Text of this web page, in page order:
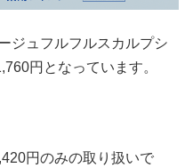
ジュフルフルスカルプシ
円となっています。
円のみの取り扱いで